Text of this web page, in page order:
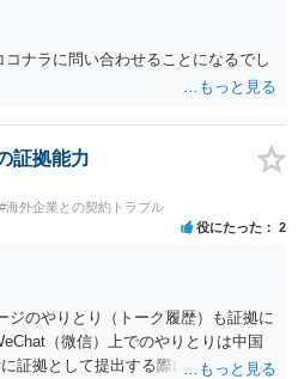
ナラに問い合わせることになるでし
証拠能力
#海外企業との契約トラブル
役にたった 2
ジのやりとり（トーク履歴）も証拠に
（微信）上でのやりとりは中国
証拠として提出する際には日本語の